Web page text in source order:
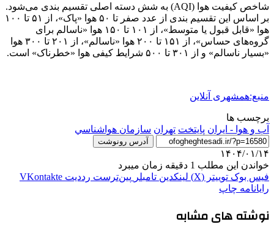
شاخص کیفیت هوا (AQI) به شش دسته اصلی تقسیم ‌بندی می‌شود.
بر اساس این تقسیم ‌بندی از عدد صفر تا ۵۰ هوا «پاک»، از ۵۱ تا ۱۰۰
هوا «قابل قبول یا متوسط»، از ۱۰۱ تا ۱۵۰ هوا «ناسالم برای
گروه‌های حساس»، از ۱۵۱ تا ۲۰۰ هوا «ناسالم»، از ۲۰۱ تا ۳۰۰ هوا
«بسیار ناسالم» و از ۳۰۱ تا ۵۰۰ شرایط کیفی هوا «خطرناک» است.
منبع:همشهری آنلاین
برچسب ها
آب و هوا - ایران پایتخت تهران سازمان هواشناسي
آدرس رونوشت
۱۴۰۴/۰۱/۱۴
خواندن این مطلب 1 دقیقه زمان میبرد
فیس بوک توییتر (X) لینکدین ‫تامبلر ‫پین‌ترست ‫رددیت ‫VKontakte
رایانامه چاپ
نوشته های مشابه